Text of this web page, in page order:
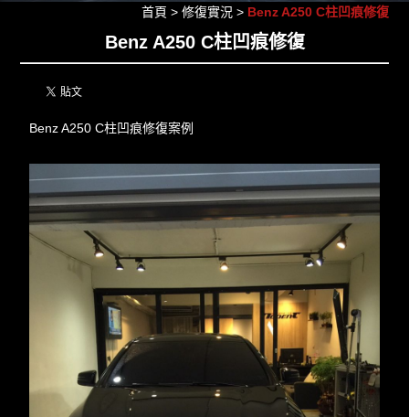
首頁 > 修復實況 > Benz A250 C柱凹痕修復
Benz A250 C柱凹痕修復
Benz A250 C柱凹痕修復案例